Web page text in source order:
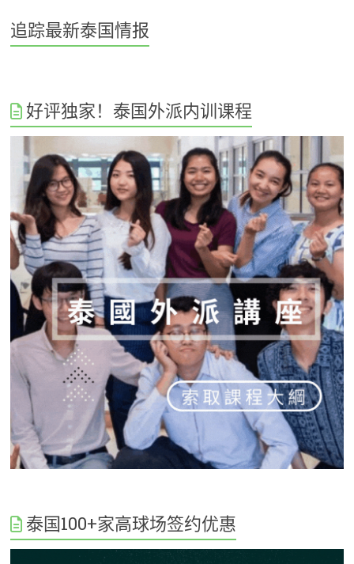
追踪最新泰国情报
好评独家！泰国外派内训课程
泰国100+家高球场签约优惠